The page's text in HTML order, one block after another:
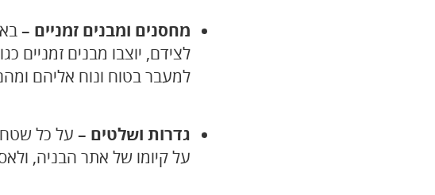
מחסנים ומבנים זמניים –
לצידם, יוצבו מבנים זמניים
למעבר בטוח ונוח אליהם
גדרות ושלטים – על כל שטח
על קיומו של אתר הבניה,